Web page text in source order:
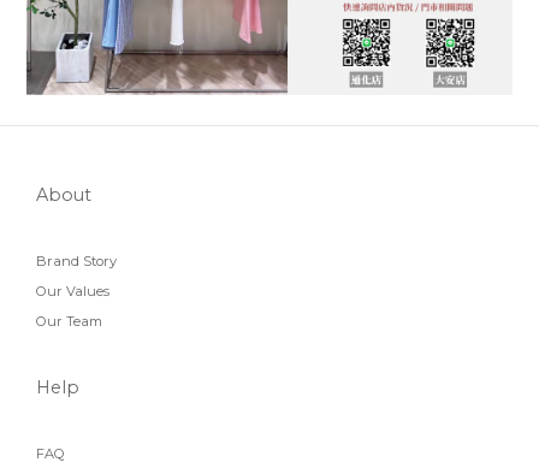
About
Brand Story
Our Values
Our Team
Help
FAQ